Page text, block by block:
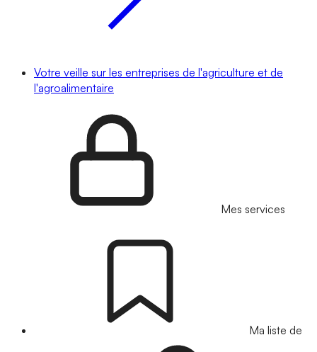
Votre veille sur les entreprises de l'agriculture et de
l'agroalimentaire
Mes services
Ma liste de